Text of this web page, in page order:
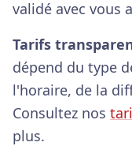
validé avec vous
Tarifs
dépend du type
l'horaire, de la
Consultez nos
plus.